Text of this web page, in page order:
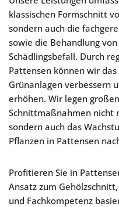
klassischen Formschnitt
sondern auch die
sowie die Behandlung
Schädlingsbefall. Durch
Pattensen können wir
Grünanlagen verbessern
erhöhen. Wir legen
Schnittmaßnahmen nicht
sondern auch das
Pflanzen in Pattensen
Profitieren Sie in
Ansatz zum
und Fachkompetenz